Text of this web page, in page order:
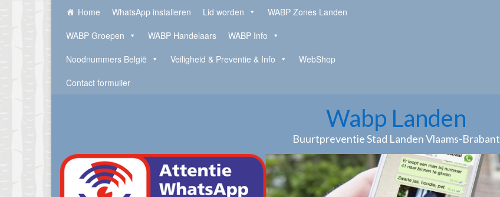
Home WhatsApp installeren Lid worden
WABP Zones Landen
WABP Groepen
WABP Handelaars
WABP Info
Noodnummers België
Veiligheid & Preventie & Info
WebShop
Contact formulier
Wabp Landen
Buurtpreventie Stad Landen Vlaams-Brabant